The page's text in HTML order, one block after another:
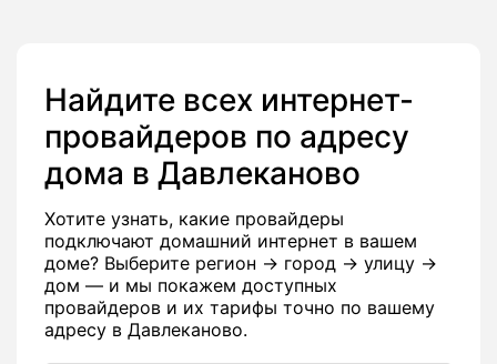
Найдите всех интернет-
провайдеров по адресу
дома в Давлеканово
Хотите узнать, какие провайдеры
подключают домашний интернет в вашем
доме? Выберите регион → город → улицу →
дом — и мы покажем доступных
провайдеров и их тарифы точно по вашему
адресу в Давлеканово.